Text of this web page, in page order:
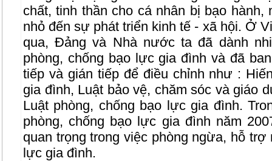
chất, tinh thần cho cá nhân bị bạo
nhỏ đến sự phát triển kinh tế - xã hội. Ở
qua, Đảng và Nhà nước ta đã dành
phòng, chống bạo lực gia đình và đã
tiếp và gián tiếp để điều chỉnh như :
gia đình, Luật bảo vệ, chăm sóc và giáo
Luật phòng, chống bạo lực gia đình.
phòng, chống bạo lực gia đình năm
quan trọng trong việc phòng ngừa, hỗ trợ
lực gia đình.